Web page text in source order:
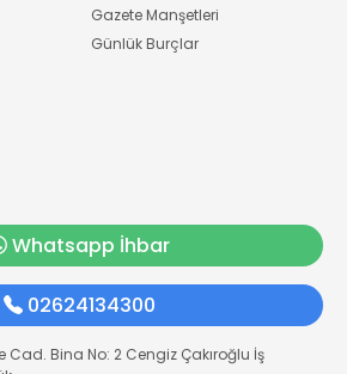
Gazete Manşetleri
Günlük Burçlar
Whatsapp İhbar
02624134300
Cad. Bina No: 2 Cengiz Çakıroğlu İş